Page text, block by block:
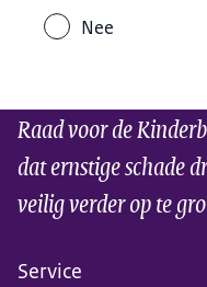
Nee
Raad voor de
dat ernstige schade
veilig verder op te
Service